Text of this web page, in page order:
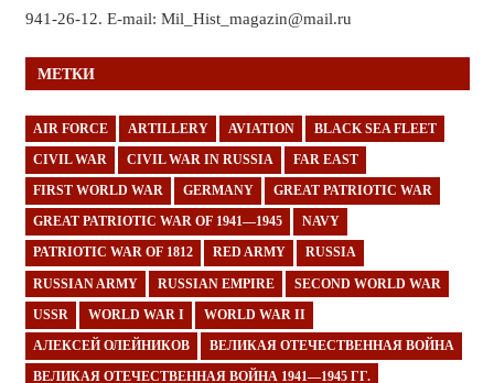
941-26-12. E-mail: Mil_Hist_magazin@mail.ru
МЕТКИ
AIR FORCE ARTILLERY AVIATION BLACK SEA FLEET
CIVIL WAR CIVIL WAR IN RUSSIA FAR EAST
FIRST WORLD WAR GERMANY GREAT PATRIOTIC WAR
GREAT PATRIOTIC WAR OF 1941—1945 NAVY
PATRIOTIC WAR OF 1812 RED ARMY RUSSIA
RUSSIAN ARMY RUSSIAN EMPIRE SECOND WORLD WAR
USSR WORLD WAR I WORLD WAR II
АЛЕКСЕЙ ОЛЕЙНИКОВ ВЕЛИКАЯ ОТЕЧЕСТВЕННАЯ ВОЙНА
ВЕЛИКАЯ ОТЕЧЕСТВЕННАЯ ВОЙНА 1941—1945 ГГ.